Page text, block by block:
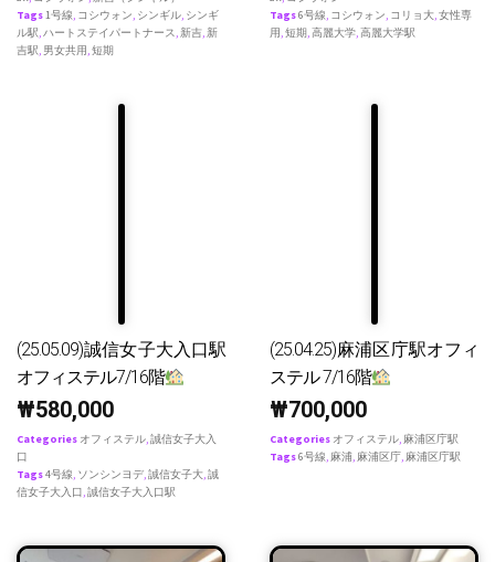
Tags1号線, コシウォン, シンギル, シンギ
ル駅,ハートステイパートナース,新吉,新
吉駅, 男女共用,短期
Tags6号線, コシウォン, コリョ大,女性専
用,短期,高麗大学,高麗大学駅
(25.05.09)誠信女子大入口駅
オフィステル7/16階
₩580,000
Categories オフィステル 誠信女子大入
口
Tags4号線 ソンシンヨデ 誠信女子大 誠
信女子大入口 誠信女子大入口駅
(25.04.25)麻浦区庁駅オフィ
ステル 7/16階
₩700,000
Categories オフィステル 麻浦区庁駅
Tags6号線 麻浦 麻浦区庁 麻浦区庁駅